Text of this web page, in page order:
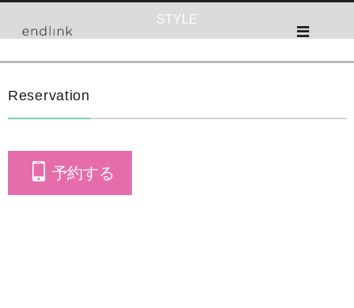
STYLE
Reservation
予約する